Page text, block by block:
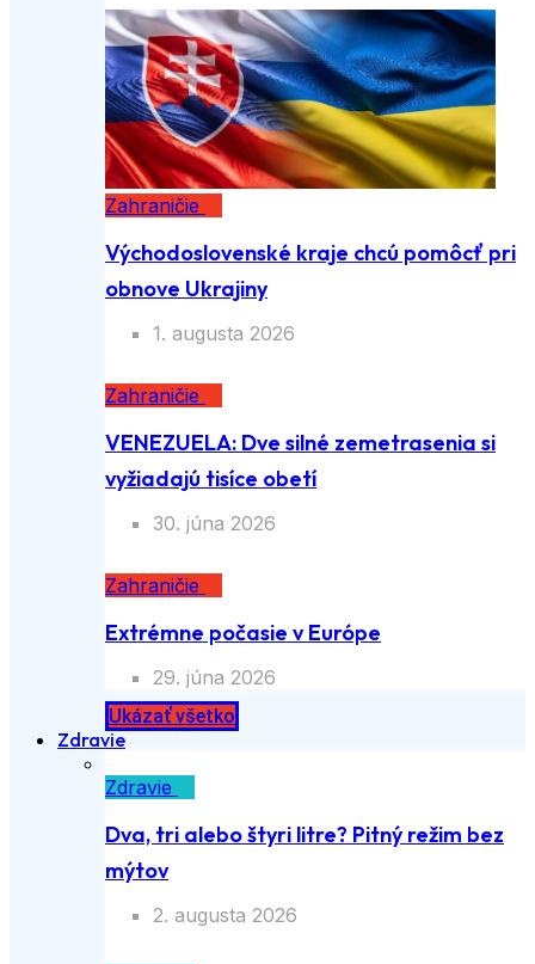
Zahraničie
Východoslovenské kraje chcú pomôcť
pri obnove Ukrajiny
1. augusta 2026
Zahraničie
VENEZUELA: Dve silné zemetrasenia si
vyžiadajú tisíce obetí
30. júna 2026
Zahraničie
Extrémne počasie v Európe
29. júna 2026
Ukázať všetko
Zdravie
Zdravie
Dva, tri alebo štyri litre? Pitný režim bez
mýtov
2. augusta 2026